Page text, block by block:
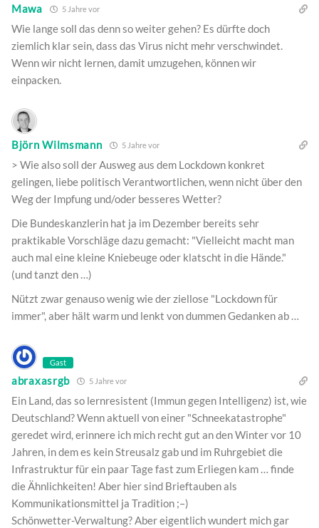
Mawa 5 Jahre vor
Wie lange soll das denn so weiter gehen? Es dürfte doch
ziemlich klar sein, dass das Virus nicht mehr verschwindet.
Wenn wir nicht lernen, damit umzugehen, können wir
einpacken.
Björn Wilmsmann 5 Jahre vor
> Wie also soll der Ausweg aus dem Lockdown konkret
gelingen, liebe politisch Verantwortlichen, wenn nicht über den
Weg der Impfung und/oder besseres Wetter?
Die Bundeskanzlerin hat ja im Dezember bereits sehr
praktikable Vorschläge dazu gemacht: "Vielleicht macht man
auch mal eine kleine Kniebeuge oder klatscht in die Hände."
(und tanzt den …)
Nützt zwar genauso wenig wie der ziellose "Lockdown für
immer", aber hält warm und lenkt von dummen Gedanken ab …
Gast
abraxasrgb 5 Jahre vor
Ein Land, das so lernresistent (Immun gegen Intelligenz) ist, wie
Deutschland? Wenn aktuell von einer "Schneekatastrophe"
geredet wird, erinnere ich mich recht gut an den Winter vor 10
Jahren, in dem es kein Streusalz gab und im Ruhrgebiet die
Infrastruktur für ein paar Tage fast zum Erliegen kam … finde
die Ähnlichkeiten! Aber hier sind Brieftauben als
Kommunikationsmittel ja Tradition ;–)
Schönwetter-Verwaltung? Aber eigentlich wundert mich gar